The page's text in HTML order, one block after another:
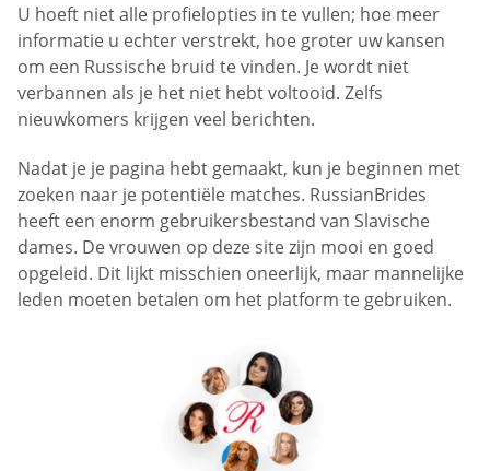
U hoeft niet alle profielopties in te vullen; hoe meer
informatie u echter verstrekt, hoe groter uw kansen
om een Russische bruid te vinden. Je wordt niet
verbannen als je het niet hebt voltooid. Zelfs
nieuwkomers krijgen veel berichten.
Nadat je je pagina hebt gemaakt, kun je beginnen met
zoeken naar je potentiële matches. RussianBrides
heeft een enorm gebruikersbestand van Slavische
dames. De vrouwen op deze site zijn mooi en goed
opgeleid. Dit lijkt misschien oneerlijk, maar mannelijke
leden moeten betalen om het platform te gebruiken.